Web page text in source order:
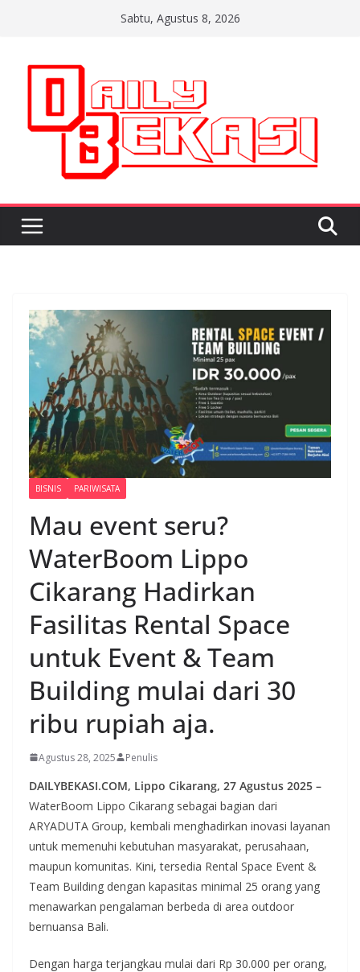
Sabtu, Agustus 8, 2026
BISNIS PARIWISATA
Mau event seru?
WaterBoom Lippo
Cikarang Hadirkan
Fasilitas Rental Space
untuk Event & Team
Building mulai dari 30
ribu rupiah aja.
Agustus 28, 2025 Penulis
DAILYBEKASI.COM, Lippo Cikarang, 27 Agustus 2025 –
WaterBoom Lippo Cikarang sebagai bagian dari
ARYADUTA Group, kembali menghadirkan inovasi layanan
untuk memenuhi kebutuhan masyarakat, perusahaan,
maupun komunitas. Kini, tersedia Rental Space Event &
Team Building dengan kapasitas minimal 25 orang yang
menawarkan pengalaman berbeda di area outdoor
bernuansa Bali.
Dengan harga terjangkau mulai dari Rp 30.000 per orang,